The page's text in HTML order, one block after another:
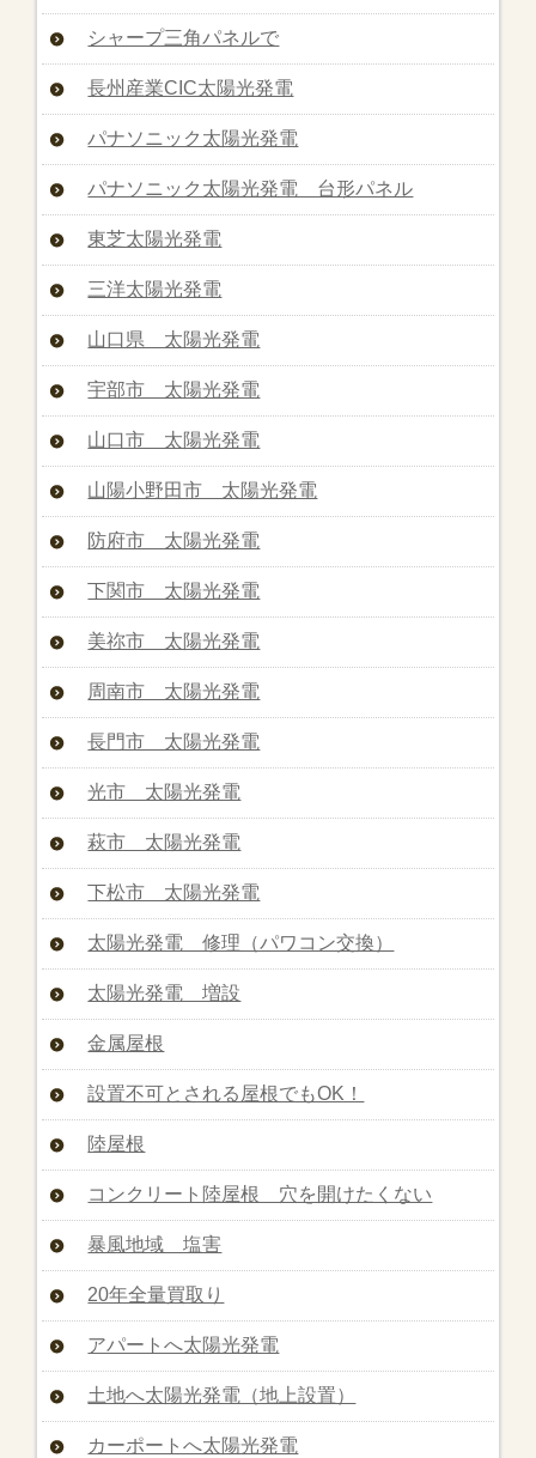
シャープ三角パネルで
長州産業CIC太陽光発電
パナソニック太陽光発電
パナソニック太陽光発電 台形パネル
東芝太陽光発電
三洋太陽光発電
山口県 太陽光発電
宇部市 太陽光発電
山口市 太陽光発電
山陽小野田市 太陽光発電
防府市 太陽光発電
下関市 太陽光発電
美祢市 太陽光発電
周南市 太陽光発電
長門市 太陽光発電
光市 太陽光発電
萩市 太陽光発電
下松市 太陽光発電
太陽光発電 修理（パワコン交換）
太陽光発電 増設
金属屋根
設置不可とされる屋根でもOK！
陸屋根
コンクリート陸屋根 穴を開けたくない
暴風地域 塩害
20年全量買取り
アパートへ太陽光発電
土地へ太陽光発電（地上設置）
カーポートへ太陽光発電